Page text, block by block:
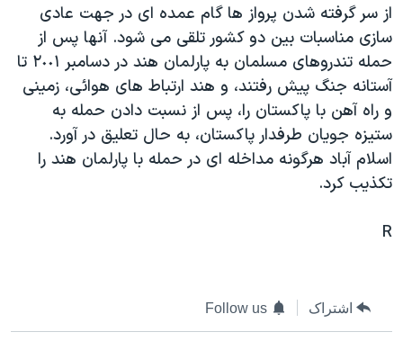
اقتصادی
علم و فناوری
اسرائیل در جنگ
گالری عکس
آرشیو پخش زنده
حمله جمهوری اسلامی به اسرائیل
رمز مهسا
ورزش زنان در ایران
اعتراضات زن، زندگی، آزادی
مجموعه مستندهای دادخواهی
تریبونال مردمی آبان ۹۸
اعتراضات مردمی آبان ۹۸
زبانهای مختلف
از سر گرفته شدن پرواز ها گام عمده ای در جهت عادی
سازی مناسبات بين دو کشور تلقی می شود. آنها پس از
حمله تندروهای مسلمان به پارلمان هند در دسامبر ٢٠٠١ تا
آستانه جنگ پيش رفتند، و هند ارتباط های هوائی، زمينی
و راه آهن با پاکستان را، پس از نسبت دادن حمله به
ستيزه جويان طرفدار پاکستان، به حال تعليق در آورد.
اسلام آباد هرگونه مداخله ای در حمله با پارلمان هند را
تکذيب کرد.
R
اشتراک Follow us